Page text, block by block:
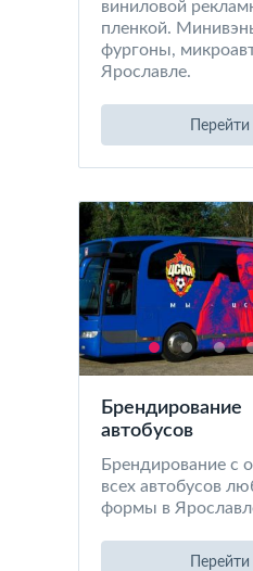
виниловой
пленкой.
фургоны,
Ярославле.
Перейти
Брендирование
автобусов
Брендирование с
всех автобусов
формы в
Перейти